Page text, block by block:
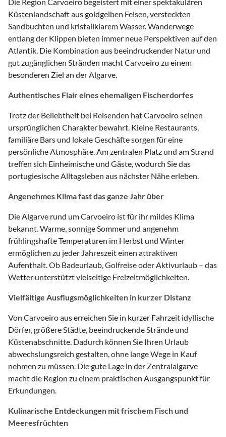
Küstenlandschaft aus goldgelben Felsen, versteckten
Sandbuchten und kristallklarem Wasser. Wanderwege
entlang der Klippen bieten immer neue Perspektiven auf den
Atlantik. Die Kombination aus beeindruckender Natur und
gut zugänglichen Stränden macht Carvoeiro zu einem
besonderen Ziel an der Algarve.
Authentisches Flair eines ehemaligen Fischerdorfes
Trotz der Beliebtheit bei Reisenden hat Carvoeiro seinen
ursprünglichen Charakter bewahrt. Kleine Restaurants,
familiäre Bars und lokale Geschäfte sorgen für eine
persönliche Atmosphäre. Am zentralen Platz und am Strand
treffen sich Einheimische und Gäste, wodurch Sie das
portugiesische Alltagsleben aus nächster Nähe erleben.
Angenehmes Klima fast das ganze Jahr über
Die Algarve rund um Carvoeiro ist für ihr mildes Klima
bekannt. Warme, sonnige Sommer und angenehm
frühlingshafte Temperaturen im Herbst und Winter
ermöglichen zu jeder Jahreszeit einen attraktiven
Aufenthalt. Ob Badeurlaub, Golfreise oder Aktivurlaub – das
Wetter unterstützt vielseitige Freizeitmöglichkeiten.
Vielfältige Ausflugsmöglichkeiten in kurzer Distanz
Von Carvoeiro aus erreichen Sie in kurzer Fahrzeit idyllische
Dörfer, größere Städte, beeindruckende Strände und
Küstenabschnitte. Dadurch können Sie Ihren Urlaub
abwechslungsreich gestalten, ohne lange Wege in Kauf
nehmen zu müssen. Die gute Lage in der Zentralalgarve
macht die Region zu einem praktischen Ausgangspunkt für
Erkundungen.
Kulinarische Entdeckungen mit frischem Fisch und
Meeresfrüchten